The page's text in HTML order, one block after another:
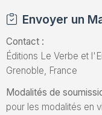
Envoyer un
Contact :
Éditions Le Verbe et
Grenoble, France
Modalités de
pour les modalités en